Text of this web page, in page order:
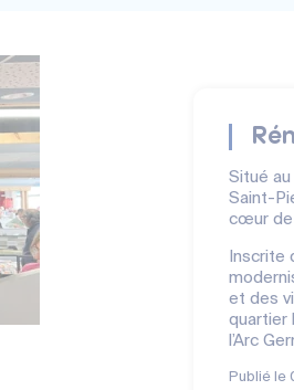
Situé
Saint-
cœur de
Inscrite
et des
quartier
l’Arc
Publié le